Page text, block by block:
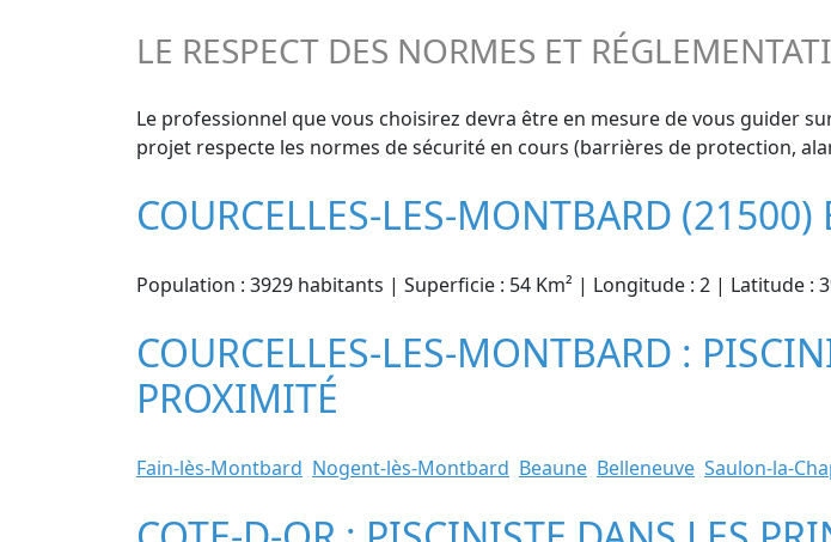
LE RESPECT DES NORMES ET
Le professionnel que vous choisirez devra être en mesure de vous guider
projet respecte les normes de sécurité en cours (barrières de protection,
COURCELLES-LES-MONTBARD (21500)
Population : 3929 habitants | Superficie : 54 Km² | Longitude : 2 | Latitude
COURCELLES-LES-MONTBARD :
PROXIMITÉ
Fain-lès-Montbard Nogent-lès-Montbard Beaune Belleneuve Saulon-la-